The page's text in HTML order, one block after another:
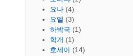
요나 (4)
요엘 (3)
하박국 (1)
학개 (1)
호세아 (14)